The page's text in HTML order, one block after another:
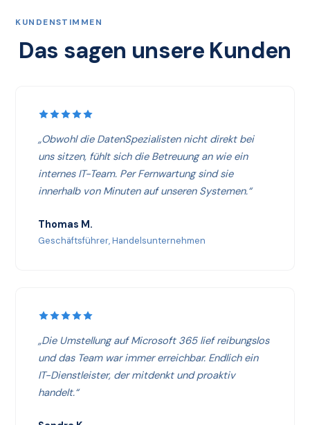
KUNDENSTIMMEN
Das sagen unsere Kunden
„Obwohl die DatenSpezialisten nicht direkt bei
uns sitzen, fühlt sich die Betreuung an wie ein
internes IT-Team. Per Fernwartung sind sie
innerhalb von Minuten auf unseren Systemen.“
Thomas M.
Geschäftsführer, Handelsunternehmen
„Die Umstellung auf Microsoft 365 lief reibungslos
und das Team war immer erreichbar. Endlich ein
IT-Dienstleister, der mitdenkt und proaktiv
handelt.“